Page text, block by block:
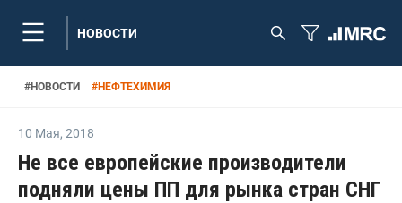
НОВОСТИ
#НОВОСТИ #НЕФТЕХИМИЯ
10 Мая, 2018
Не все европейские производители
подняли цены ПП для рынка стран СНГ